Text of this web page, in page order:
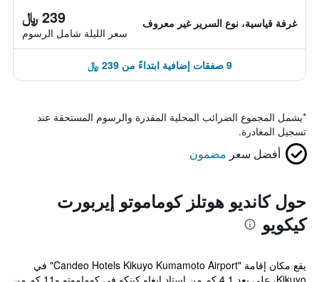
غرفة قياسية، نوع السرير غير معروف 239 ﷼
سعر الليلة شامل الرسوم
9 صفقات إضافية ابتداءً من 239 ﷼
*يشمل المجموع الضرائب المحلية المقدرة والرسوم المستحقة عند
تسجيل المغادرة.
أفضل سعر مضمون
حول كانديو هوتلز كوماموتو إيربورت
كيكويو
يقع مكان إقامة "Candeo Hotels Kikuyo Kumamoto Airport" في
Kikuyo، على بعد 4.1 كم من استاد إيغاو كينكو في كوماموتو و11 كم من